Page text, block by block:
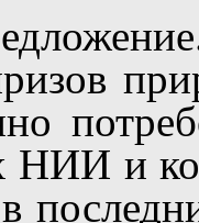
НИИ и